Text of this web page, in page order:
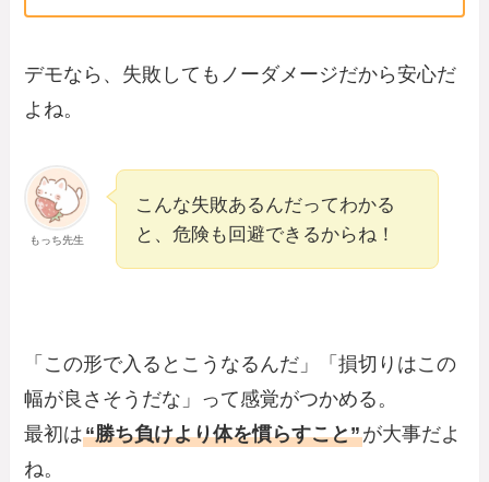
デモなら、失敗してもノーダメージだから安心だ
よね。
もっち先生
こんな失敗あるんだってわかる
と、危険も回避できるからね！
「この形で入るとこうなるんだ」「損切りはこの
幅が良さそうだな」って感覚がつかめる。
最初は“勝ち負けより体を慣らすこと”が大事だよ
ね。